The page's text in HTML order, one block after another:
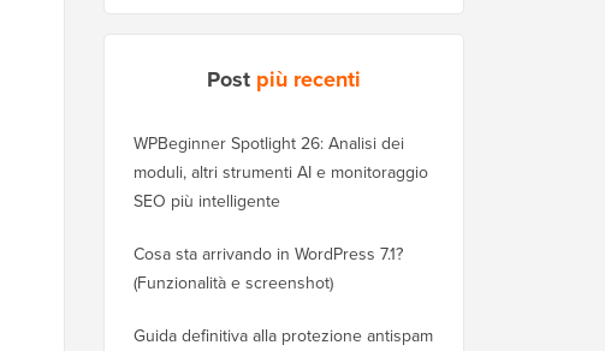
Post più recenti
WPBeginner Spotlight 26: Analisi dei
moduli, altri strumenti AI e monitoraggio
SEO più intelligente
Cosa sta arrivando in WordPress 7.1?
(Funzionalità e screenshot)
Guida definitiva alla protezione antispam